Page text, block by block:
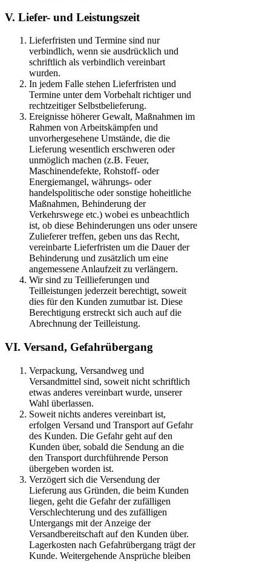
V. Liefer- und Leistungszeit
Lieferfristen und Termine sind nur
verbindlich, wenn sie ausdrücklich und
schriftlich als verbindlich vereinbart
wurden.
In jedem Falle stehen Lieferfristen und
Termine unter dem Vorbehalt richtiger und
rechtzeitiger Selbstbelieferung.
Ereignisse höherer Gewalt, Maßnahmen im
Rahmen von Arbeitskämpfen und
unvorhergesehene Umstände, die die
Lieferung wesentlich erschweren oder
unmöglich machen (z.B. Feuer,
Maschinendefekte, Rohstoff- oder
Energiemangel, währungs- oder
handelspolitische oder sonstige hoheitliche
Maßnahmen, Behinderung der
Verkehrswege etc.) wobei es unbeachtlich
ist, ob diese Behinderungen uns oder unsere
Zulieferer treffen, geben uns das Recht,
vereinbarte Lieferfristen um die Dauer der
Behinderung und zusätzlich um eine
angemessene Anlaufzeit zu verlängern.
Wir sind zu Teillieferungen und
Teilleistungen jederzeit berechtigt, soweit
dies für den Kunden zumutbar ist. Diese
Berechtigung erstreckt sich auch auf die
Abrechnung der Teilleistung.
VI. Versand, Gefahrübergang
Verpackung, Versandweg und
Versandmittel sind, soweit nicht schriftlich
etwas anderes vereinbart wurde, unserer
Wahl überlassen.
Soweit nichts anderes vereinbart ist,
erfolgen Versand und Transport auf Gefahr
des Kunden. Die Gefahr geht auf den
Kunden über, sobald die Sendung an die
den Transport durchführende Person
übergeben worden ist.
Verzögert sich die Versendung der
Lieferung aus Gründen, die beim Kunden
liegen, geht die Gefahr der zufälligen
Verschlechterung und des zufälligen
Untergangs mit der Anzeige der
Versandbereitschaft auf den Kunden über.
Lagerkosten nach Gefahrübergang trägt der
Kunde. Weitergehende Ansprüche bleiben